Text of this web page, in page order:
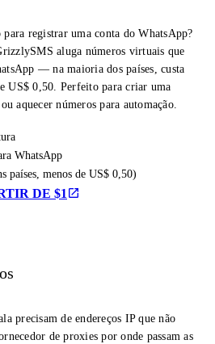
registrar uma conta do WhatsApp?
aluga números virtuais que
— na maioria dos países, custa
US$ 0,50. Perfeito para criar uma
aquecer números para automação.
WhatsApp
países, menos de US$ 0,50)
DE $1
precisam de endereços IP que não
de proxies por onde passam as